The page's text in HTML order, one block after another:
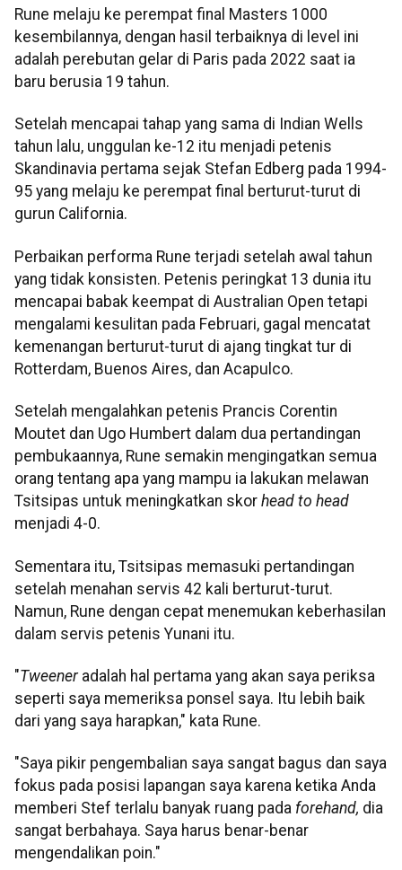
Rune melaju ke perempat final Masters 1000
kesembilannya, dengan hasil terbaiknya di level ini
adalah perebutan gelar di Paris pada 2022 saat ia
baru berusia 19 tahun.
Setelah mencapai tahap yang sama di Indian Wells
tahun lalu, unggulan ke-12 itu menjadi petenis
Skandinavia pertama sejak Stefan Edberg pada 1994-
95 yang melaju ke perempat final berturut-turut di
gurun California.
Perbaikan performa Rune terjadi setelah awal tahun
yang tidak konsisten. Petenis peringkat 13 dunia itu
mencapai babak keempat di Australian Open tetapi
mengalami kesulitan pada Februari, gagal mencatat
kemenangan berturut-turut di ajang tingkat tur di
Rotterdam, Buenos Aires, dan Acapulco.
Setelah mengalahkan petenis Prancis Corentin
Moutet dan Ugo Humbert dalam dua pertandingan
pembukaannya, Rune semakin mengingatkan semua
orang tentang apa yang mampu ia lakukan melawan
Tsitsipas untuk meningkatkan skor head to head
menjadi 4-0.
Sementara itu, Tsitsipas memasuki pertandingan
setelah menahan servis 42 kali berturut-turut.
Namun, Rune dengan cepat menemukan keberhasilan
dalam servis petenis Yunani itu.
"Tweener adalah hal pertama yang akan saya periksa
seperti saya memeriksa ponsel saya. Itu lebih baik
dari yang saya harapkan," kata Rune.
"Saya pikir pengembalian saya sangat bagus dan saya
fokus pada posisi lapangan saya karena ketika Anda
memberi Stef terlalu banyak ruang pada forehand, dia
sangat berbahaya. Saya harus benar-benar
mengendalikan poin."